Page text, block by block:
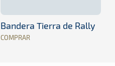
Bandera Tierra de Rally
COMPRAR